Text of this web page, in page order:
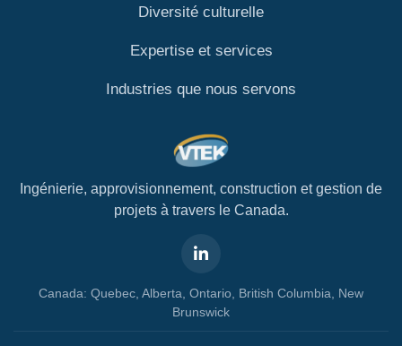
Diversité culturelle
Expertise et services
Industries que nous servons
Ingénierie, approvisionnement, construction et gestion de
projets à travers le Canada.
Canada: Quebec, Alberta, Ontario, British Columbia, New
Brunswick